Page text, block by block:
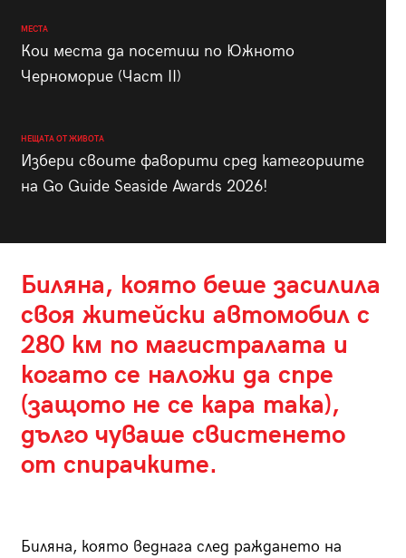
МЕСТА
Кои места да посетиш по Южното
Черноморие (Част II)
НЕЩАТА ОТ ЖИВОТА
Избери своите фаворити сред категориите
на Go Guide Seaside Awards 2026!
Биляна, която беше засилила
своя житейски автомобил с
280 км по магистралата и
когато се наложи да спре
(защото не се кара така),
дълго чуваше свистенето
от спирачките.
Биляна, която веднага след раждането на